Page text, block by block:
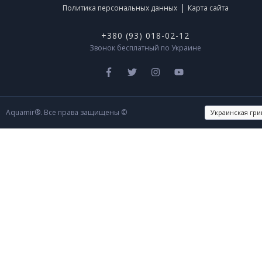
Политика персональных данных | Карта сайта
+380 (93) 018-02-12
Звонок бесплатный по Украине
Aquamir®. Все права защищены ©